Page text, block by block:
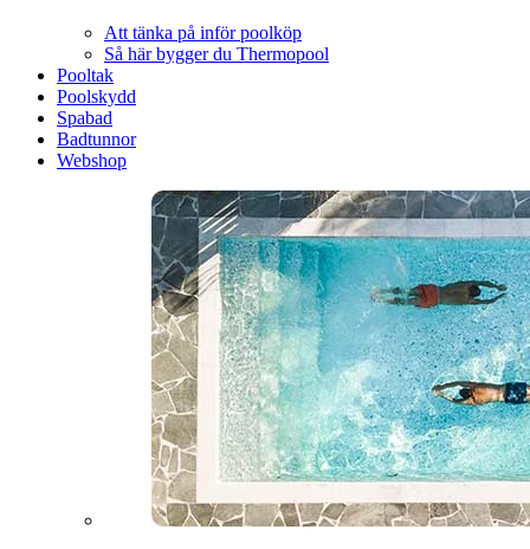
Att tänka på inför poolköp
Så här bygger du Thermopool
Pooltak
Poolskydd
Spabad
Badtunnor
Webshop